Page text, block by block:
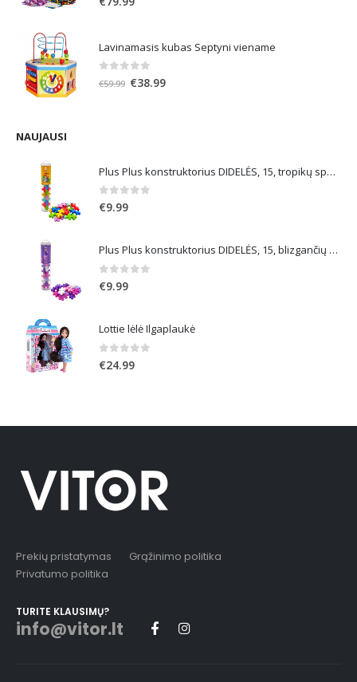
Lavinamasis kubas Septyni viename
out of 5
€59.99 Original
€38.99Current
NAUJAUSI
Plus Plus konstruktorius DIDELĖS, 15, tropikų spalvos
0out of 5
€9.99
Plus Plus konstruktorius DIDELĖS, 15, blizgančių spalvų
0out of 5
€9.99
Lottie lėlė Ilgaplaukė
0 out of 5
€24.99
Prekių pristatymas
Grąžinimo politika
Privatumo politika
TURITE KLAUSIMŲ?
info@vitor.lt